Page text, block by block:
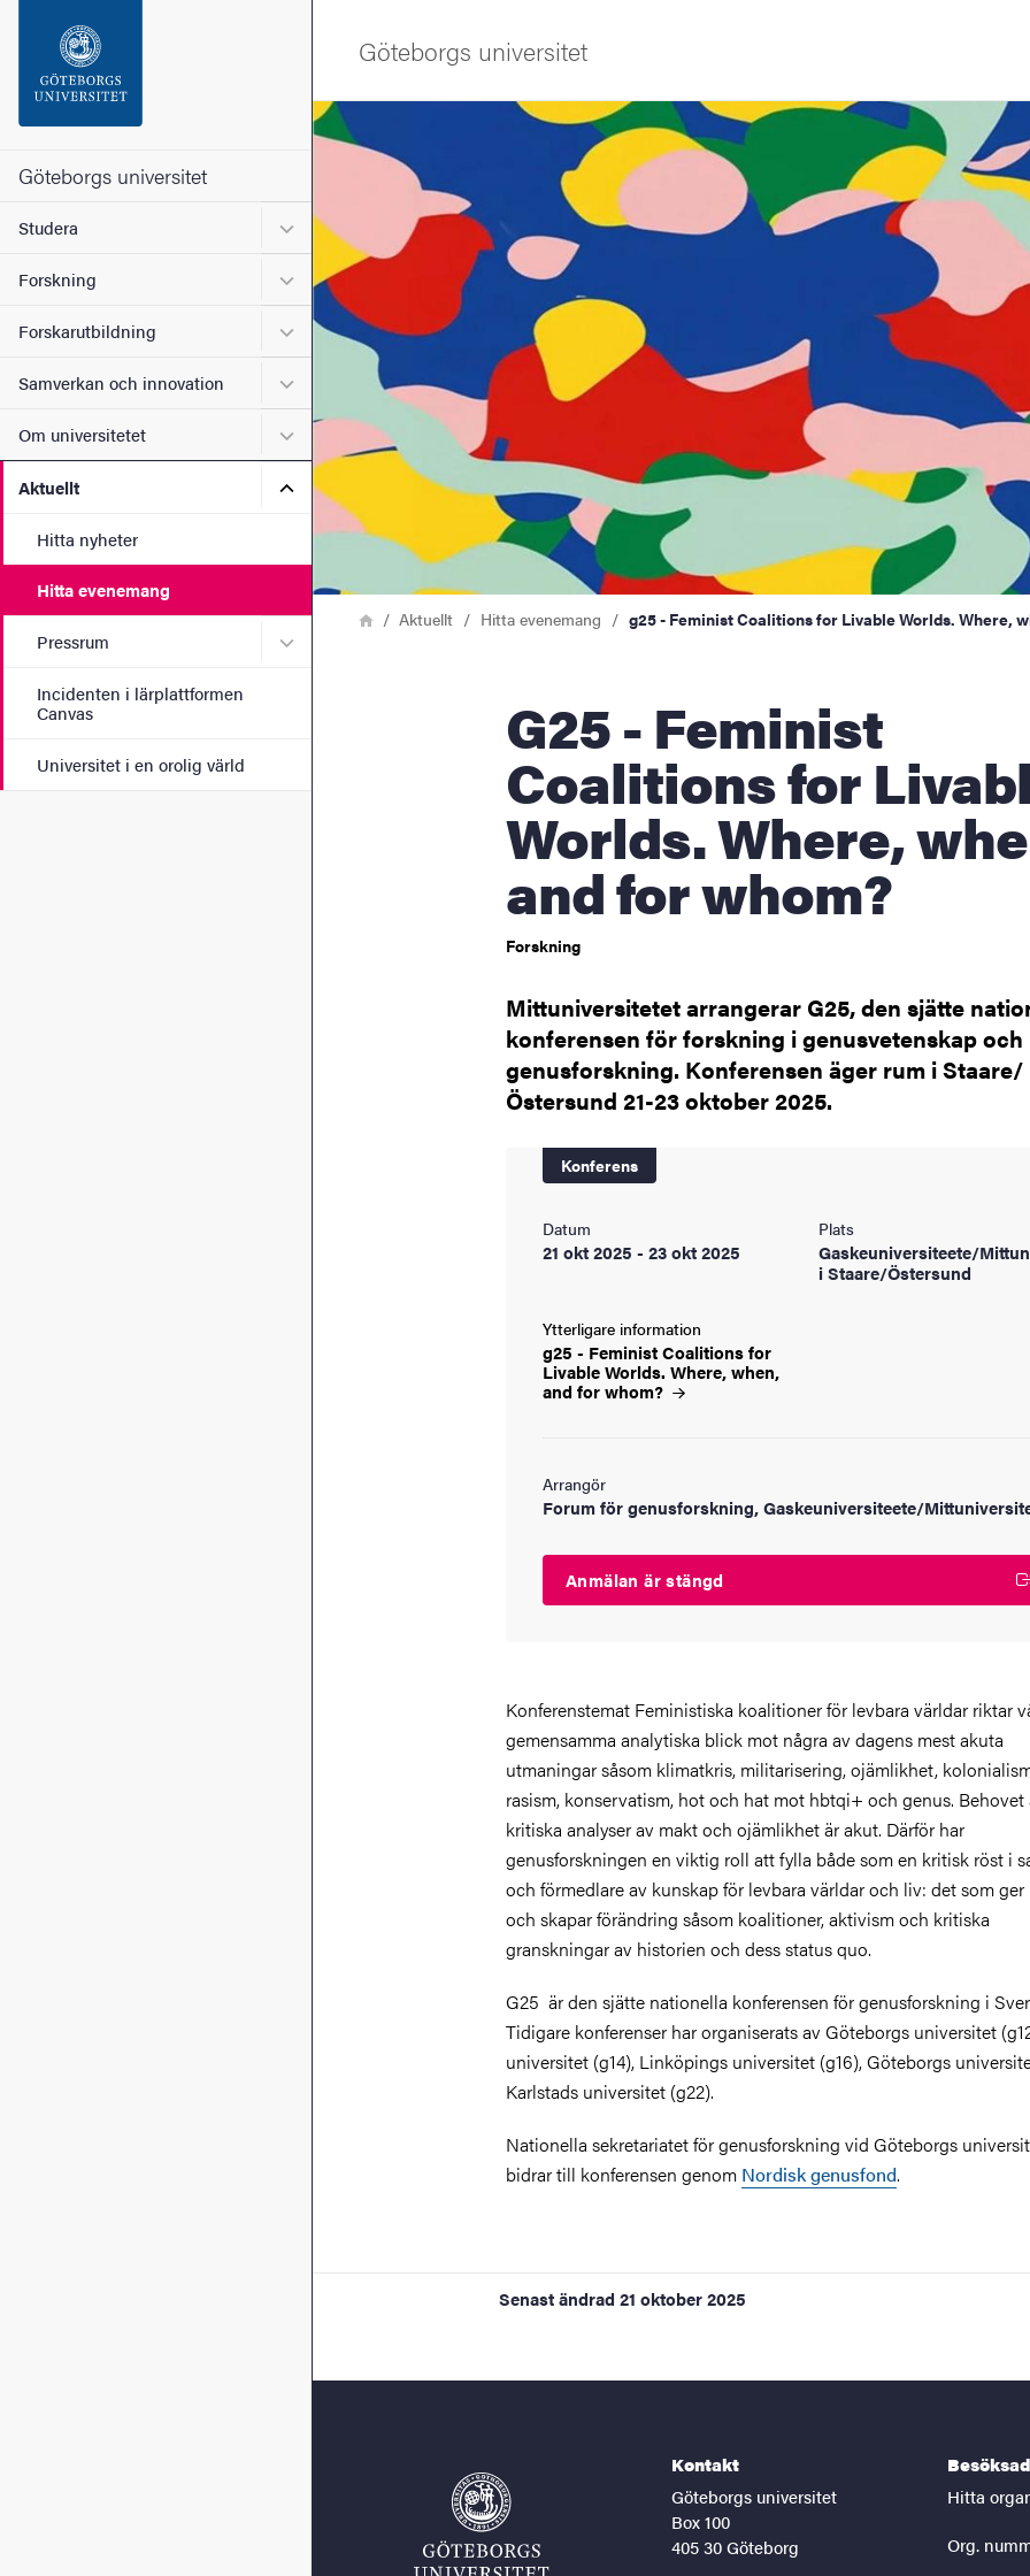
Sidfoten
Om webbplatsen
Göteborgs universitet
Studera Undermeny för Studera
Forskning Undermeny för Forskning
Forskarutbildning Undermeny för Forskarutbildning
Samverkan och innovation Undermeny för Samverkan och innovation
Om universitetet Undermeny för Om universitetet
Aktuellt Undermeny för Aktuellt
Hitta nyheter
Hitta evenemang
Pressrum Undermeny för Pressrum
Incidenten i lärplattformen
Canvas
Universitet i en orolig värld
Göteborgs universitet
Bild
LänkstigHemAktuellt Hitta evenemang g25 - Feminist Coalitions for Livable Worlds. Where,
g25 - Feminist
Coalitions for
Worlds. Where,
and for whom?
Forskning
Mittuniversitetet arrangerar G25, den sjätte
konferensen för forskning i genusvetenskap och
genusforskning. Konferensen äger rum i Staare/
Östersund 21-23 oktober 2025.
Konferens
Datum
21 okt 2025 - 23 okt 2025
Plats
Gaskeuniversiteete/
i Staare/Östersund
Ytterligare information
g25 - Feminist Coalitions for
Livable Worlds. Where, when,
and forwhom?
Arrangör
Forum för genusforskning, Gaskeuniversiteete/
Anmälan är stängd
Konferenstemat Feministiska koalitioner för levbara världar riktar
gemensamma analytiska blick mot några av dagens mest akuta
utmaningar såsom klimatkris, militarisering, ojämlikhet,
rasism, konservatism, hot och hat mot hbtqi+ och genus. Behovet
kritiska analyser av makt och ojämlikhet är akut. Därför har
genusforskningen en viktig roll att fylla både som en kritisk röst i
och förmedlare av kunskap för levbara världar och liv: det som
och skapar förändring såsom koalitioner, aktivism och kritiska
granskningar av historien och dess status quo.
G25 är den sjätte nationella konferensen för genusforskning i
Tidigare konferenser har organiserats av Göteborgs universitet
universitet (g14), Linköpings universitet (g16), Göteborgs
Karlstads universitet (g22).
Nationella sekretariatet för genusforskning vid Göteborgs
bidrar till konferensen genom Nordisk genusfond.
Senast ändrad 21 oktober 2025
Kontakt
Göteborgs universitet
Box 100
405 30 Göteborg
Hitta
Org.